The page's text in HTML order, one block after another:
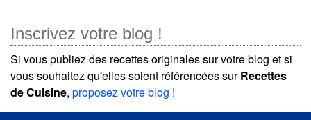
Inscrivez votre blog !
Si vous publiez des recettes originales sur votre blog et si
vous souhaitez qu'elles soient référencées surRecettes
de Cuisine, proposez votre blog !